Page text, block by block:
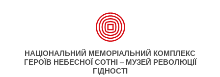
НАЦІОНАЛЬНИЙ МЕМОРІАЛЬНИЙ КОМПЛЕКС
ГЕРОЇВ НЕБЕСНОЇ СОТНІ – МУЗЕЙ РЕВОЛЮЦІЇ
ГІДНОСТІ